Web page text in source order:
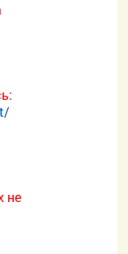
не